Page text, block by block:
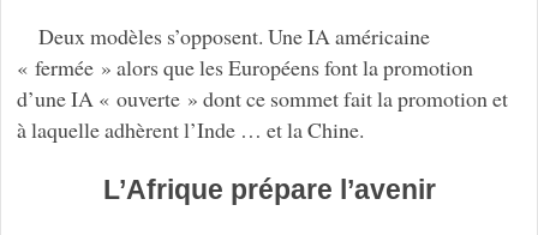
Deux modèles s’opposent. Une IA américaine
« fermée » alors que les Européens font la promotion
d’une IA « ouverte » dont ce sommet fait la promotion et
à laquelle adhèrent l’Inde … et la Chine.
L’Afrique prépare l’avenir